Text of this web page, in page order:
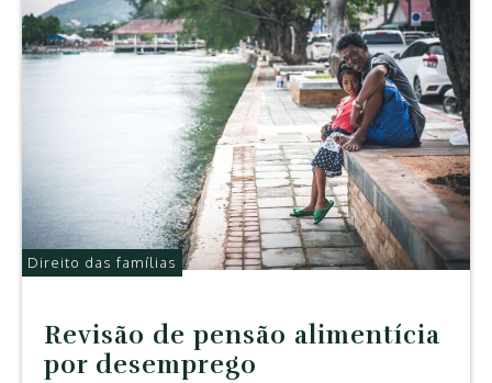
Direito das famílias
Revisão de pensão alimentícia
por desemprego